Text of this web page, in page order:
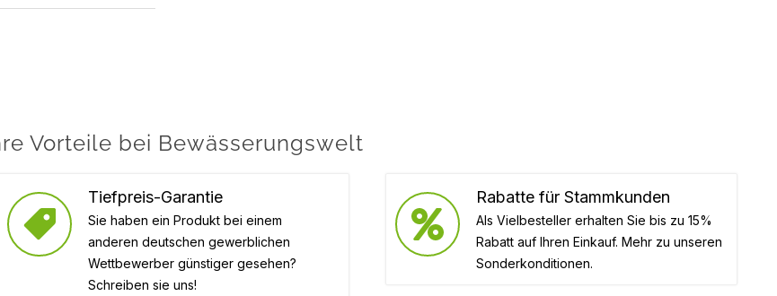
Vorteile bei Bewässerungswelt
Tiefpreis-Garantie
Sie haben ein Produkt bei einem
anderen deutschen gewerblichen
Wettbewerber günstiger gesehen?
Schreiben sie uns!
Rabatte für Stammkunden
Als Vielbesteller erhalten Sie bis zu 15%
Rabatt auf Ihren Einkauf. Mehr zu unseren
Sonderkonditionen.